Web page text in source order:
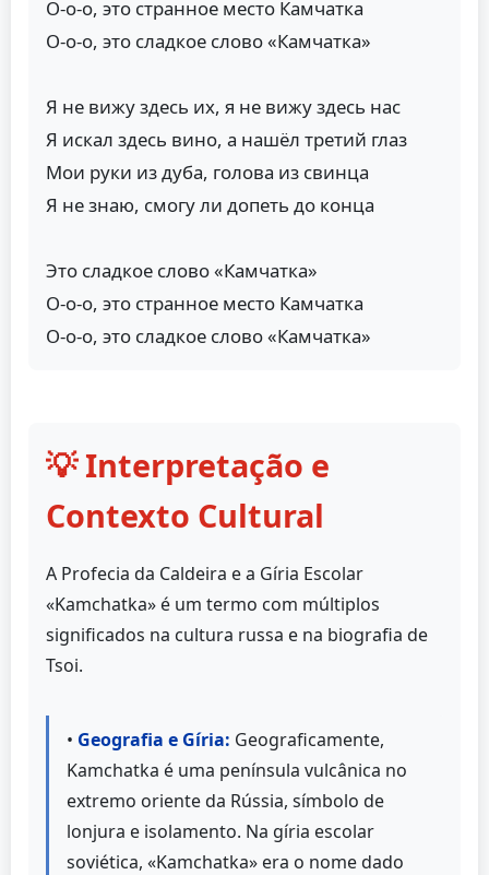
О-о-о, это странное место Камчатка
О-о-о, это сладкое слово «Камчатка»
Я не вижу здесь их, я не вижу здесь нас
Я искал здесь вино, а нашёл третий глаз
Мои руки из дуба, голова из свинца
Я не знаю, смогу ли допеть до конца
Это сладкое слово «Камчатка»
О-о-о, это странное место Камчатка
О-о-о, это сладкое слово «Камчатка»
💡 Interpretação e
Contexto Cultural
A Profecia da Caldeira e a Gíria Escolar
«Kamchatka» é um termo com múltiplos
significados na cultura russa e na biografia de
Tsoi.
• Geografia e Gíria: Geograficamente,
Kamchatka é uma península vulcânica no
extremo oriente da Rússia, símbolo de
lonjura e isolamento. Na gíria escolar
soviética, «Kamchatka» era o nome dado